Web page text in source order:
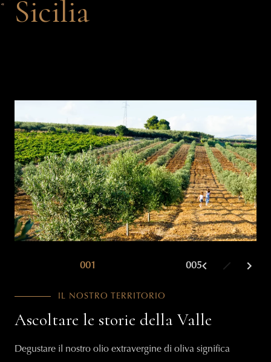
Sicilia
001 003
005
IL NOSTRO TERRITORIO
Ascoltare le storie della Valle
Degustare il nostro olio extravergine di oliva significa